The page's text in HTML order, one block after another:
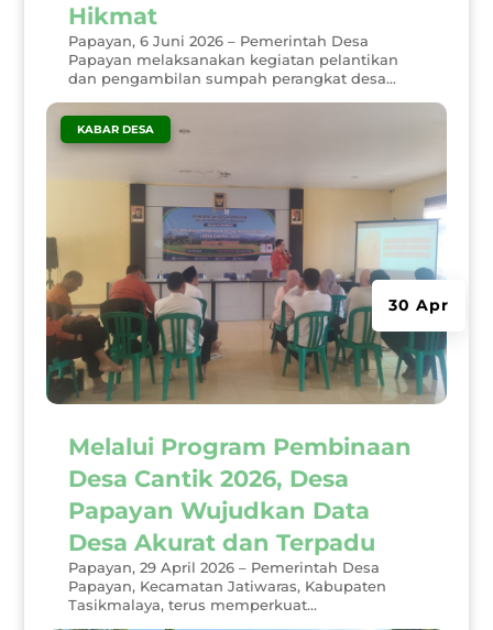
Hikmat
Papayan, 6 Juni 2026 – Pemerintah Desa
Papayan melaksanakan kegiatan pelantikan
dan pengambilan sumpah perangkat desa...
Melalui Program Pembinaan
Desa Cantik 2026, Desa
Papayan Wujudkan Data
Desa Akurat dan Terpadu
30 Apr
KABAR DESA
Papayan, 29 April 2026 – Pemerintah Desa
Papayan, Kecamatan Jatiwaras, Kabupaten
Tasikmalaya, terus memperkuat...